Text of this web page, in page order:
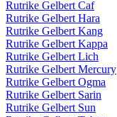
Rutrike Gelbert Caf
Rutrike Gelbert Hara
Rutrike Gelbert Kang
Rutrike Gelbert Kappa
Rutrike Gelbert Lich
Rutrike Gelbert Mercury
Rutrike Gelbert Ogma
Rutrike Gelbert Sarin
Rutrike Gelbert Sun